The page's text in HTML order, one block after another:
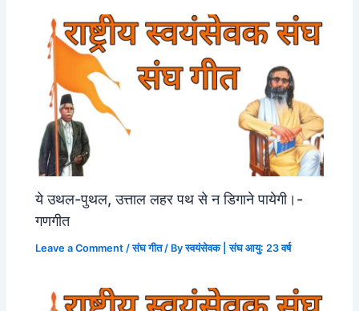
ये उथल-पुथल, उत्ताल लहर पथ से न डिगाने पायेगी।-
गणगीत
Leave a Comment /संघ गीत/ Byस्वयंसेवक | संघ आयु: 23 वर्ष